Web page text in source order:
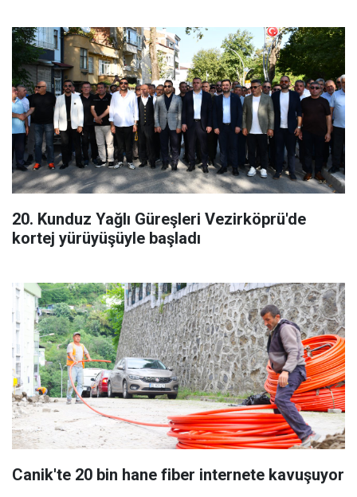
20. Kunduz Yağlı Güreşleri Vezirköprü'de
kortej yürüyüşüyle başladı
Canik'te 20 bin hane fiber internete kavuşuyor